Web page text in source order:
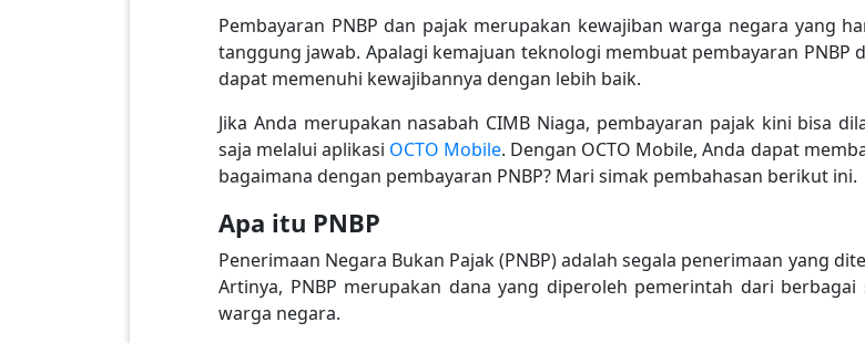
Pembayaran PNBP dan pajak merupakan kewajiban warga negara yang
tanggung jawab. Apalagi kemajuan teknologi membuat pembayaran PNBP
dapat memenuhi kewajibannya dengan lebih baik.
Jika Anda merupakan nasabah CIMB Niaga, pembayaran pajak kini bisa
saja melalui aplikasi OCTO Mobile. Dengan OCTO Mobile, Anda dapat
bagaimana dengan pembayaran PNBP? Mari simak pembahasan berikut ini.
Apa itu PNBP
Penerimaan Negara Bukan Pajak (PNBP) adalah segala penerimaan yang
Artinya, PNBP merupakan dana yang diperoleh pemerintah dari
warga negara.